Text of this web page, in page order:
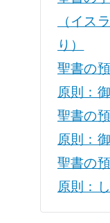
（イス
り）
聖書の
原則：
聖書の
原則：
聖書の
原則：